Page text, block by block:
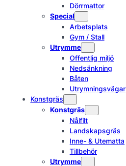
Dörrmattor
Special
Arbetsplats
Gym / Stall
Utrymme
Offentlig miljö
Nedsänkning
Båten
Utrymningsvägar
Konstgräs
Konstgräs
Nålfilt
Landskapsgräs
Inne- & Utematta
Tillbehör
Utrymme